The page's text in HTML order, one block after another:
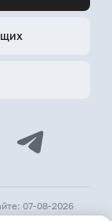
07-08-2026